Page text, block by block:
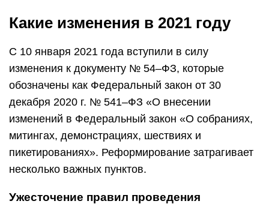
Какие изменения в 2021 году
С 10 января 2021 года вступили в силу
изменения к документу № 54–ФЗ, которые
обозначены как Федеральный закон от 30
декабря 2020 г. № 541–ФЗ «О внесении
изменений в Федеральный закон «О собраниях,
митингах, демонстрациях, шествиях и
пикетированиях». Реформирование затрагивает
несколько важных пунктов.
Ужесточение правил проведения